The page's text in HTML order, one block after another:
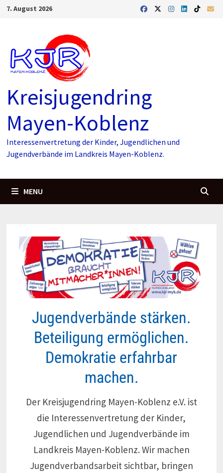
Skip7. August 2026
Kreisjugendring
Mayen-Koblenz
Interessenvertretung der Kinder, Jugendlichen und
Jugendverbände im Landkreis Mayen-Koblenz.
MENU
Jugendverbände stärken.
Beteiligung ermöglichen.
Demokratie erfahrbar
machen.
Der Kreisjugendring Mayen-Koblenz e.V. ist
die Interessenvertretung der Kinder,
Jugendlichen und Jugendverbände im
Landkreis Mayen-Koblenz. Wir machen
Jugendverbandsarbeit sichtbar, bringen